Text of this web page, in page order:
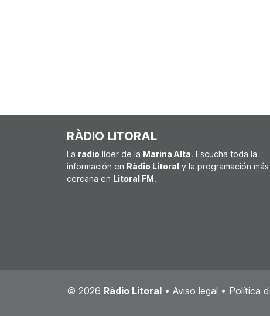
RÀDIO LITORAL
La radio líder de la Marina Alta. Escucha toda la
información en Ràdio Litoral y la programación más
cercana en Litoral FM.
© 2026 Ràdio Litoral • Aviso legal • Política